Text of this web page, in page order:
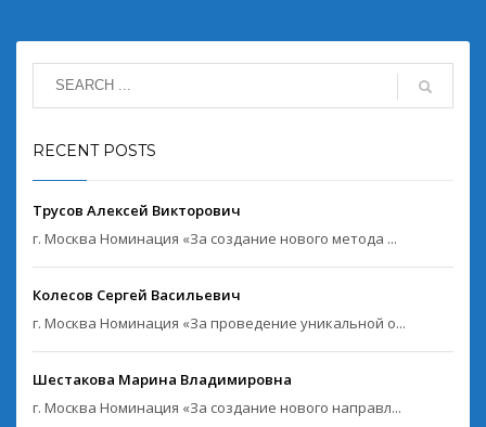
RECENT POSTS
Трусов Алексей Викторович
г. Москва Номинация «За создание нового метода ...
Колесов Сергей Васильевич
г. Москва Номинация «За проведение уникальной о...
Шестакова Марина Владимировна
г. Москва Номинация «За создание нового направл...